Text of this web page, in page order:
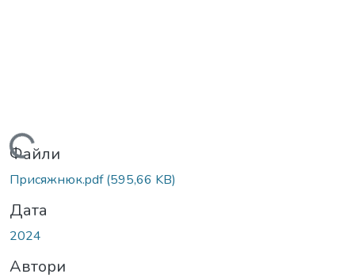
Вантажиться...
Файли
Присяжнюк.pdf(595,66 KB)
Дата
2024
Автори